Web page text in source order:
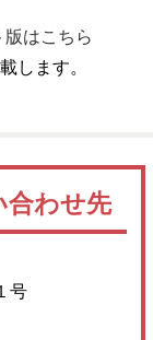
はこちら
します。
合わせ先
号